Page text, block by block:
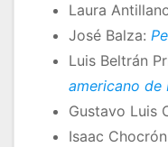
Laura
José Balza:
Luis Beltrán
americano de
Gustavo Luis
Isaac